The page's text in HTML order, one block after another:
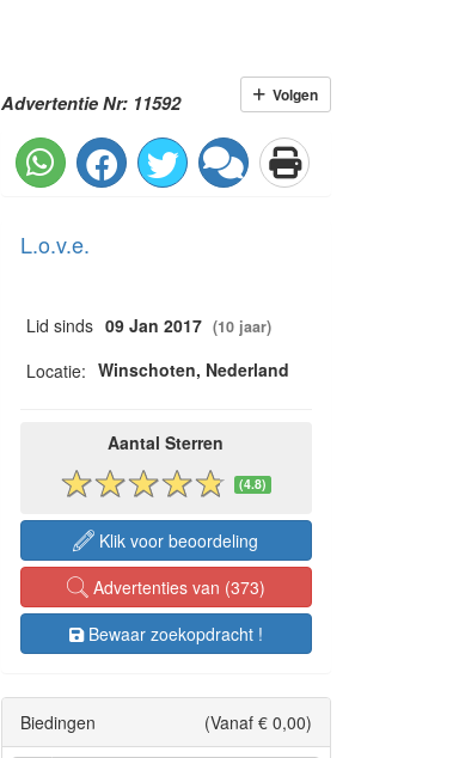
Advertentie Nr: 11592 Volgen
L.o.v.e.
Lid sinds 09 Jan 2017 (10 jaar)
Locatie: Winschoten, Nederland
Aantal Sterren
(4.8)
Klik voor beoordeling
Advertenties van (373)
Bewaar zoekopdracht !
Biedingen (Vanaf € 0,00)